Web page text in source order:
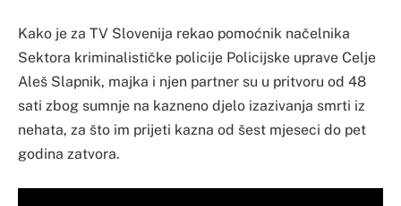
Kako je za TV Slovenija rekao pomoćnik načelnika
Sektora kriminalističke policije Policijske uprave Celje
Aleš Slapnik, majka i njen partner su u pritvoru od 48
sati zbog sumnje na kazneno djelo izazivanja smrti iz
nehata, za što im prijeti kazna od šest mjeseci do pet
godina zatvora.